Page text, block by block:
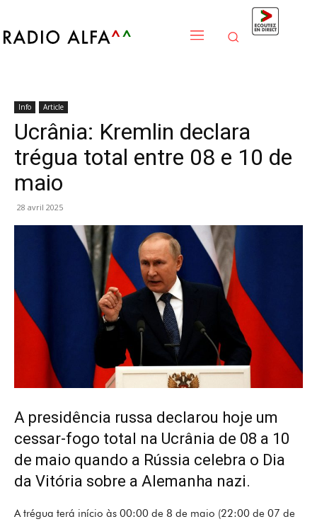
Info Article
Ucrânia: Kremlin declara
trégua total entre 08 e 10 de
maio
28 avril 2025
A presidência russa declarou hoje um
cessar-fogo total na Ucrânia de 08 a 10
de maio quando a Rússia celebra o Dia
da Vitória sobre a Alemanha nazi.
A trégua terá início às 00:00 de 8 de maio (22:00 de 07 de